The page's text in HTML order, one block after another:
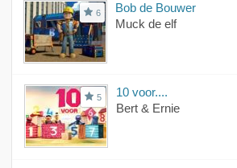
6
Bob de Bouwer
Muck de elf
5
10 voor....
Bert & Ernie